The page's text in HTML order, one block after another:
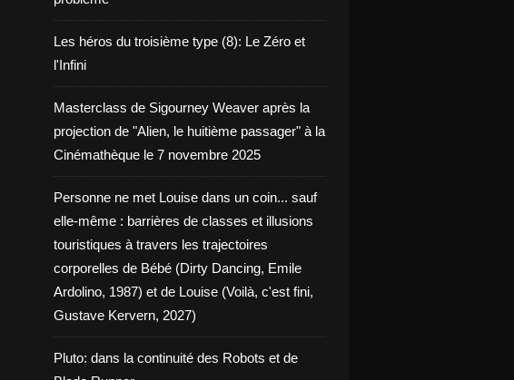
Les héros du troisième type (8): Le Zéro et
l'Infini
Masterclass de Sigourney Weaver après la
projection de "Alien, le huitième passager" à la
Cinémathèque le 7 novembre 2025
Personne ne met Louise dans un coin... sauf
elle-même : barrières de classes et illusions
touristiques à travers les trajectoires
corporelles de Bébé (Dirty Dancing, Emile
Ardolino, 1987) et de Louise (Voilà, c'est fini,
Gustave Kervern, 2027)
Pluto: dans la continuité des Robots et de